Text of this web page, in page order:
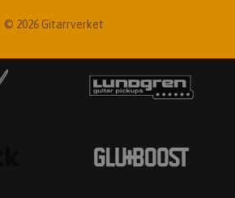
© 2026 Gitarrverket